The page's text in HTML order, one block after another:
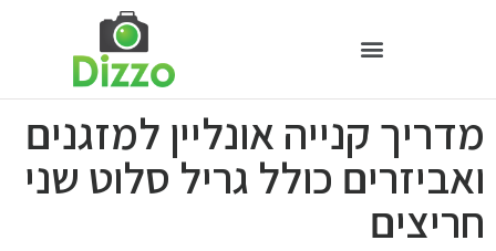
מדריך קנייה אונליין למזגנים
ואביזרים כולל גריל סלוט שני
חריצים